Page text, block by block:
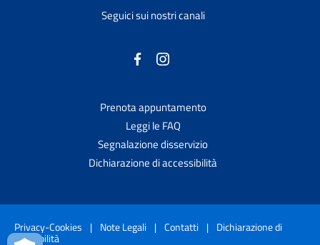
Seguici sui nostri canali
Prenota appuntamento
Leggi le FAQ
Segnalazione disservizio
Dichiarazione di accessibilità
Privacy-Cookies | Note Legali | Contatti | Dichiarazione di
accessibilità